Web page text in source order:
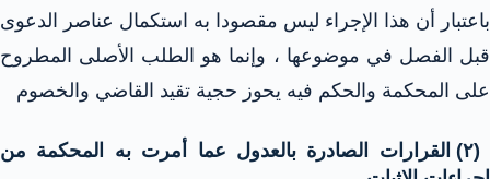
باعتبار أن هذا الإجراء ليس مقصودا به استكمال عناصر الدعوى
قبل الفصل في موضوعها ، وإنما هو الطلب الأصلى المطروح
على المحكمة والحكم فيه يحوز حجية تقيد القاضي والخصوم
(۲) القرارات الصادرة بالعدول عما أمرت به المحكمة من